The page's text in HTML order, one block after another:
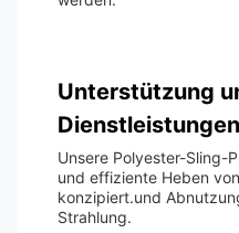
Unterstützung
Unsere Polyester-Sling-
und effiziente Heben
konzipiert.und
Strahlung.